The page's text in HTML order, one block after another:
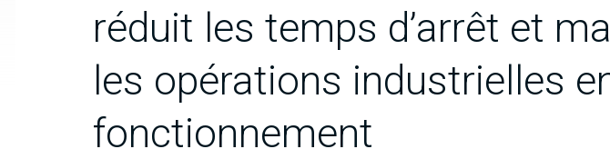
réduit les temps d’arrêt et
les opérations industrielles
fonctionnement